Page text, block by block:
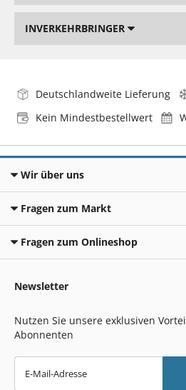
INVERKEHRBRINGER
Deutschlandweite Lieferung
Kein Mindestbestellwert
Wir über uns
Fragen zum Markt
Fragen zum Onlineshop
Newsletter
Nutzen Sie unsere exklusiven
Abonnenten
E-Mail-Adresse